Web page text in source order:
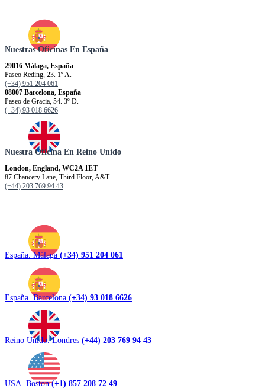
Nuestras Oficinas En España
29016 Málaga, España
Paseo Reding, 23. 1º A.
(+34) 951 204 061
08007 Barcelona, España
Paseo de Gracia, 54. 3º D.
(+34) 93 018 6626
Nuestra Oficina En Reino Unido
London, England, WC2A 1ET
87 Chancery Lane, Third Floor, A&T
(+44) 203 769 94 43
España. Málaga (+34) 951 204 061
España. Barcelona (+34) 93 018 6626
Reino Unido. Londres (+44) 203 769 94 43
USA. Boston(+1) 857 208 72 49